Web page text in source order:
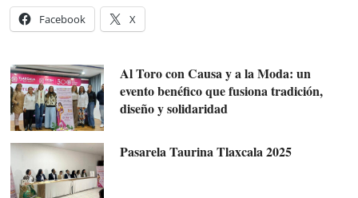
Facebook X
Al Toro con Causa y a la Moda: un
evento benéfico que fusiona tradición,
diseño y solidaridad
Pasarela Taurina Tlaxcala 2025